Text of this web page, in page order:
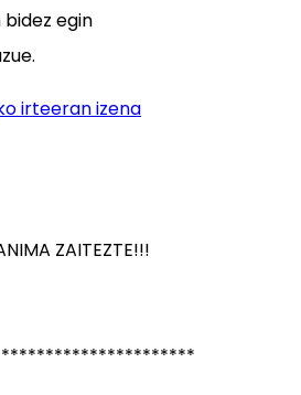
egin
irteeran izena
ZAITEZTE!!!